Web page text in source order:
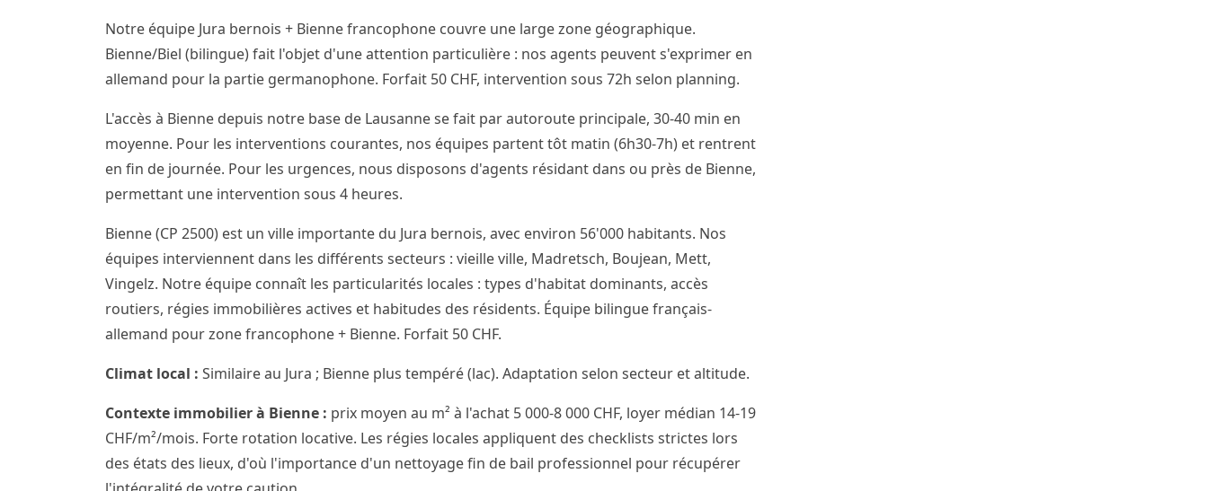
Notre équipe Jura bernois + Bienne francophone couvre une large zone géographique.
Bienne/Biel (bilingue) fait l'objet d'une attention particulière : nos agents peuvent s'exprimer en
allemand pour la partie germanophone. Forfait 50 CHF, intervention sous 72h selon planning.
L'accès à Bienne depuis notre base de Lausanne se fait par autoroute principale, 30-40 min en
moyenne. Pour les interventions courantes, nos équipes partent tôt matin (6h30-7h) et rentrent
en fin de journée. Pour les urgences, nous disposons d'agents résidant dans ou près de Bienne,
permettant une intervention sous 4 heures.
Bienne (CP 2500) est un ville importante du Jura bernois, avec environ 56'000 habitants. Nos
équipes interviennent dans les différents secteurs : vieille ville, Madretsch, Boujean, Mett,
Vingelz. Notre équipe connaît les particularités locales : types d'habitat dominants, accès
routiers, régies immobilières actives et habitudes des résidents. Équipe bilingue français-
allemand pour zone francophone + Bienne. Forfait 50 CHF.
Climat local : Similaire au Jura ; Bienne plus tempéré (lac). Adaptation selon secteur et altitude.
Contexte immobilier à Bienne : prix moyen au m² à l'achat 5 000-8 000 CHF, loyer médian 14-19
CHF/m²/mois. Forte rotation locative. Les régies locales appliquent des checklists strictes lors
des états des lieux, d'où l'importance d'un nettoyage fin de bail professionnel pour récupérer